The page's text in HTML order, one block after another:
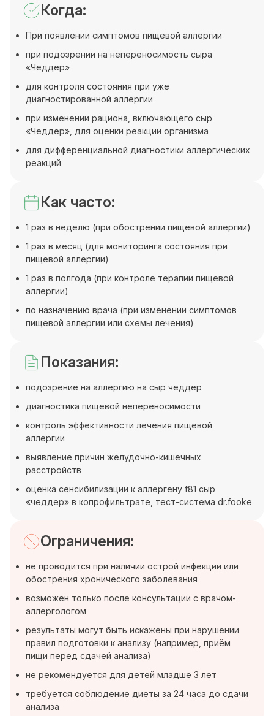
Когда:
При появлении симптомов пищевой аллергии
при подозрении на непереносимость сыра
«Чеддер»
для контроля состояния при уже
диагностированной аллергии
при изменении рациона, включающего сыр
«Чеддер», для оценки реакции организма
для дифференциальной диагностики аллергических
реакций
Как часто:
1 раз в неделю (при обострении пищевой аллергии)
1 раз в месяц (для мониторинга состояния при
пищевой аллергии)
1 раз в полгода (при контроле терапии пищевой
аллергии)
по назначению врача (при изменении симптомов
пищевой аллергии или схемы лечения)
Показания:
подозрение на аллергию на сыр чеддер
диагностика пищевой непереносимости
контроль эффективности лечения пищевой
аллергии
выявление причин желудочно-кишечных
расстройств
оценка сенсибилизации к аллергену f81 сыр
«чеддер» в копрофильтрате, тест-система dr.fooke
Ограничения:
не проводится при наличии острой инфекции или
обострения хронического заболевания
возможен только после консультации с врачом-
аллергологом
результаты могут быть искажены при нарушении
правил подготовки к анализу (например, приём
пищи перед сдачей анализа)
не рекомендуется для детей младше 3 лет
требуется соблюдение диеты за 24 часа до сдачи
анализа